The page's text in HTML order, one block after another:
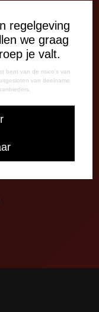
regelgeving
we graag
je valt.
bent van de risico's van
van deelname